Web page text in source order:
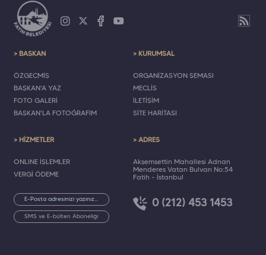
> BAŞKAN
ÖZGEÇMİŞ
BAŞKAN'A YAZ
FOTO GALERİ
BAŞKAN'LA FOTOĞRAFIM
> KURUMSAL
ORGANİZASYON ŞEMASI
MECLİS
İLETİŞİM
SİTE HARİTASI
> HİZMETLER
ONLINE İŞLEMLER
VERGİ ÖDEME
SMS ve E-bülten Aboneliği
> ADRES
Akşemsettin Mahallesi Adnan
Menderes Vatan Bulvarı No:54
Fatih - İstanbul
0 (212) 453 1453